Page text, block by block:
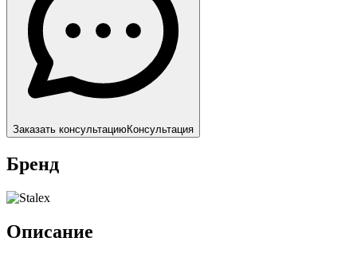
Заказать консультациюКонсультация
Бренд
Описание